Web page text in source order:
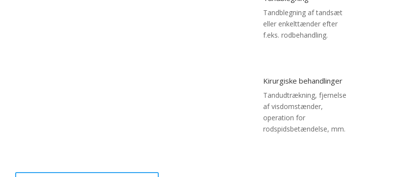
Tandblegning af tandsæt
eller enkelttænder efter
f.eks. rodbehandling.
Kirurgiske behandlinger
Tandudtrækning, fjernelse
af visdomstænder,
operation for
rodspidsbetændelse, mm.